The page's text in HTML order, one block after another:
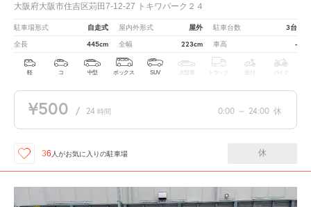
大阪府大阪市住吉区苅田7-12-27 トキワパーク２４
駐車場形式 自走式 屋内外形式 屋外 駐車台数 3台
全長 445cm 全幅 223cm 車高 -
軽 コ 中型 ボックス SUV 大型車 トラック 原付 バイク
¥500 / 24 時間 0:00 ～ 24:00 休
36 人がお気に入りの駐車場 休